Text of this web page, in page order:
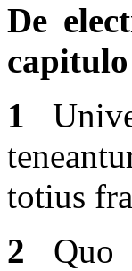
De
capitulo
1
totius
2 Quo